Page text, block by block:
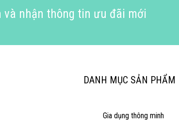
và nhận thông tin ưu đãi mới
DANH MỤC SẢN PHẨM
Gia dụng thông minh